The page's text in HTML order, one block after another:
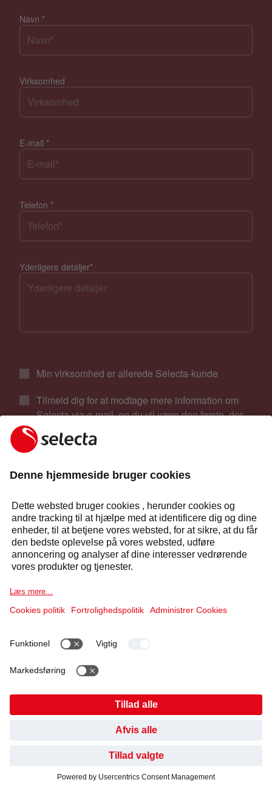
Navn *
Virksomhed
E-mail *
Telefon *
Yderligere detaljer*
Min virksomhed er allerede Selecta-kunde
Tilmeld dig for at modtage mere information om
Selecta via e-mail, og du vil være den første, der
får oplysninger om vores nyheder, produkter og
tilbud!
Jeg accepterer Selectasmeddelelse om
databeskyttelse
på webstedet
INDSEND
Svar inden for 24 timer